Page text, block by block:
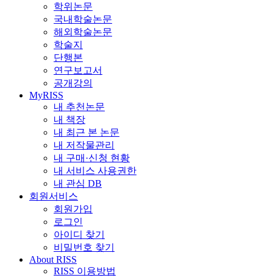
학위논문
국내학술논문
해외학술논문
학술지
단행본
연구보고서
공개강의
MyRISS
내 추천논문
내 책장
내 최근 본 논문
내 저작물관리
내 구매·신청 현황
내 서비스 사용권한
내 관심 DB
회원서비스
회원가입
로그인
아이디 찾기
비밀번호 찾기
About RISS
RISS 이용방법